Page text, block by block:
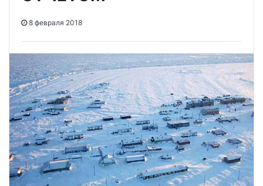
8 февраля 2018